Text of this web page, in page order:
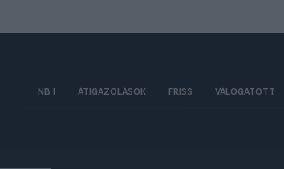
NB I ÁTIGAZOLÁSOK FRISS VÁLOGATOTT